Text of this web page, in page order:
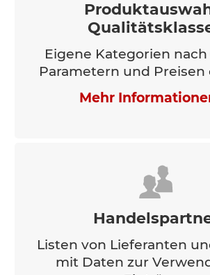
Eigene Kategorien
Parametern und Preisen
Mehr
Listen von Lieferanten
mit Daten zur